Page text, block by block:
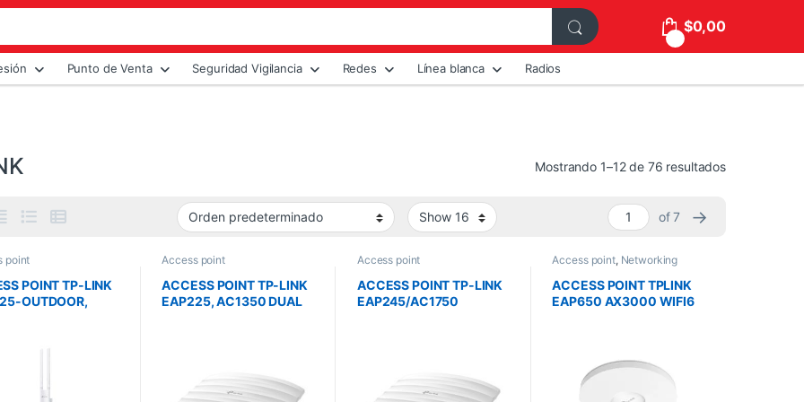
$0,00
Punto de Venta Seguridad Vigilancia Redes Línea blanca Radios
Mostrando 1–12 de 76 resultados
of 7 →
point
POINT TP-LINK
OUTDOOR,
+ 300MBPS AT
Access point
ACCESS POINT TP-LINK
EAP225, AC1350 DUAL
Access point
ACCESS POINT TP-LINK
EAP245/AC1750
Access point, Networking
ACCESS POINT TPLINK
EAP650 AX3000 WIFI6